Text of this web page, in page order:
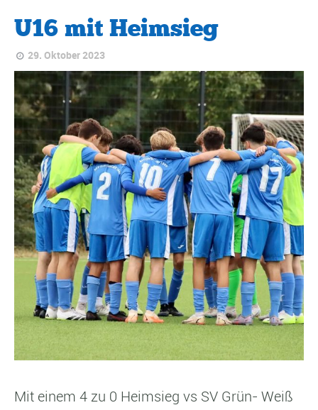
U16 mit Heimsieg
29. Oktober 2023
Mit einem 4 zu 0 Heimsieg vs SV Grün- Weiß